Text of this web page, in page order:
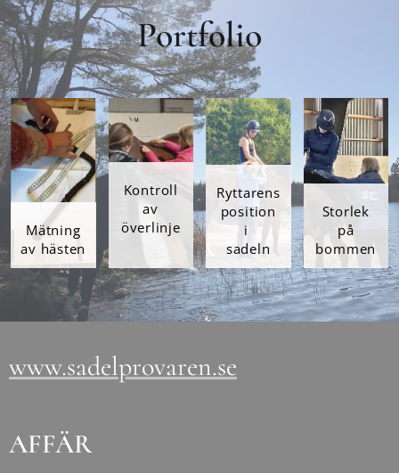
Portfolio
Mätning
av hästen
Kontroll
av
överlinje
Ryttarens
position
i
sadeln
Storlek
på
bommen
www.sadelprovaren.se
AFFÄR